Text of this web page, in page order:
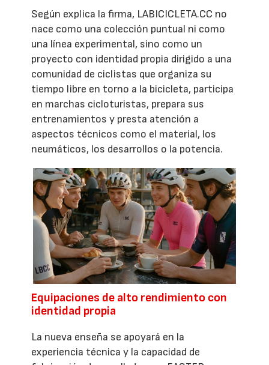
Según explica la firma, LABICICLETA.CC no
nace como una colección puntual ni como
una línea experimental, sino como un
proyecto con identidad propia dirigido a una
comunidad de ciclistas que organiza su
tiempo libre en torno a la bicicleta, participa
en marchas cicloturistas, prepara sus
entrenamientos y presta atención a
aspectos técnicos como el material, los
neumáticos, los desarrollos o la potencia.
Equipaciones de alto rendimiento con
identidad propia
La nueva enseña se apoyará en la
experiencia técnica y la capacidad de